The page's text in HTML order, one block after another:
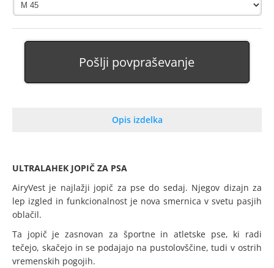
Pošlji povpraševanje
Opis izdelka
ULTRALAHEK JOPIČ ZA PSA
AiryVest je najlažji jopič za pse do sedaj. Njegov dizajn za
lep izgled in funkcionalnost je nova smernica v svetu pasjih
oblačil.
Ta jopič je zasnovan za športne in atletske pse, ki radi
tečejo, skačejo in se podajajo na pustolovščine, tudi v ostrih
vremenskih pogojih.